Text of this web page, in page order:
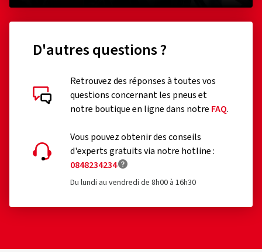
15/05/2026
Andreas O., Allemagne
Absolut top Service. Bestellte Reifen mit Felgen
D'autres questions ?
Retrouvez des réponses à toutes vos
questions concernant les pneus et
notre boutique en ligne dans notre FAQ.
Vous pouvez obtenir des conseils
d'experts gratuits via notre hotline :
0848234234
Du lundi au vendredi de 8h00 à 16h30